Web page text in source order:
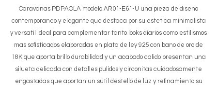
Caravanas PDPAOLA modelo AR01-E61-U una pieza de diseno
contemporaneo y elegante que destaca por su estetica minimalista
y versatil ideal para complementar tanto looks diarios como estilismos
mas sofisticados elaboradas en plata de ley 925 con bano de oro de
18K que aporta brillo durabilidad y un acabado calido presentan una
silueta delicada con detalles pulidos y circonitas cuidadosamente
engastadas que aportan un sutil destello de luz y refinamiento su